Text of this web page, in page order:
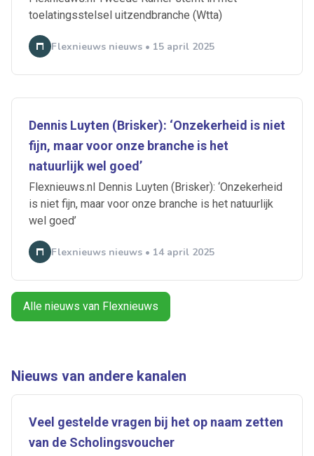
toelatingsstelsel uitzendbranche (Wtta)
Flexnieuws nieuws • 15 april 2025
Dennis Luyten (Brisker): ‘Onzekerheid is niet
fijn, maar voor onze branche is het
natuurlijk wel goed’
Flexnieuws.nl Dennis Luyten (Brisker): ‘Onzekerheid
is niet fijn, maar voor onze branche is het natuurlijk
wel goed’
Flexnieuws nieuws • 14 april 2025
Alle nieuws van Flexnieuws
Nieuws van andere kanalen
Veel gestelde vragen bij het op naam zetten
van de Scholingsvoucher
Ontvang vacatures direct in
je mailbox
Alerts ontvangen
Artikelen zoeken
Bureau Cicero